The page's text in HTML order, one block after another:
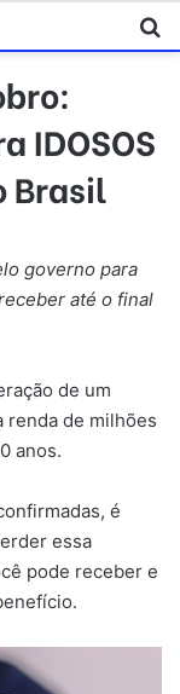
IDOSOS
Brasil
governo para
até o final
de um
renda de milhões
anos.
é
essa
pode receber e